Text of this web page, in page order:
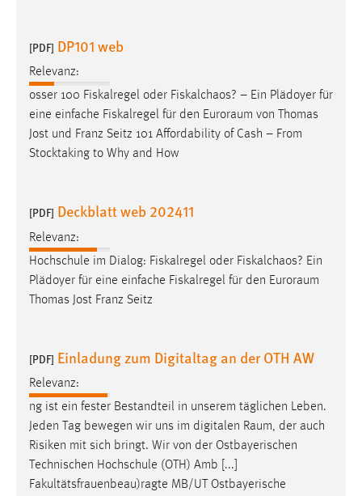
[PDF] DP101 web
Relevanz:
osser 100 Fiskalregel oder Fiskalchaos? – Ein Plädoyer für
eine einfache Fiskalregel für den Euroraum von Thomas
Jost und Franz Seitz 101 Affordability of Cash – From
Stocktaking to Why and How
[PDF] Deckblatt web 202411
Relevanz:
Hochschule im Dialog: Fiskalregel oder Fiskalchaos? Ein
Plädoyer für eine einfache Fiskalregel für den Euroraum
Thomas Jost Franz Seitz
[PDF] Einladung zum Digitaltag an der OTH AW
Relevanz:
ng ist ein fester Bestandteil in unserem täglichen Leben.
Jeden Tag bewegen wir uns im digitalen Raum, der auch
Risiken mit sich bringt. Wir von der Ostbayerischen
Technischen Hochschule (OTH) Amb [...]
Fakultätsfrauenbeau)ragte MB/UT Ostbayerische